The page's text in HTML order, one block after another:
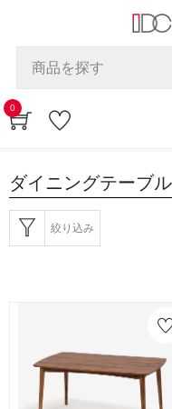
0
ダイニングテーブ
絞り込み